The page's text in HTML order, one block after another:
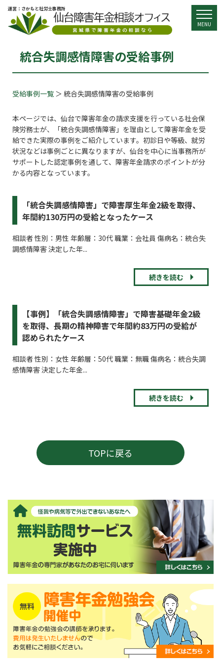
MENU
運営：さかもと社労士事務所
統合失調感情障害の受給事例
受給事例一覧 ＞ 統合失調感情障害の受給事例
本ページでは、仙台で障害年金の請求支援を行っている社会保
険労務士が、「統合失調感情障害」を理由として障害年金を受
給できた実際の事例をご紹介しています。初診日や等級、就労
状況などは事例ごとに異なりますが、仙台を中心に当事務所が
サポートした認定事例を通して、障害年金請求のポイントが分
かる内容となっています。
「統合失調感情障害」で障害厚生年金2級を取得、
年間約130万円の受給となったケース
相談者 性別：男性 年齢層：30代 職業：会社員 傷病名：統合失
調感情障害 決定した年...
続きを読む
【事例】「統合失調感情障害」で障害基礎年金2級
を取得、長期の精神障害で年間約83万円の受給が
認められたケース
相談者 性別：女性 年齢層：50代 職業：無職 傷病名：統合失調
感情障害 決定した年金...
続きを読む
TOPに戻る